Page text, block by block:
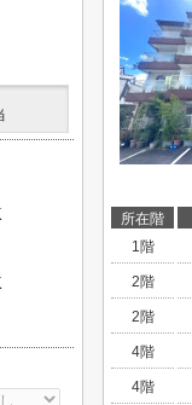
所在階
1階
2階
2階
4階
4階